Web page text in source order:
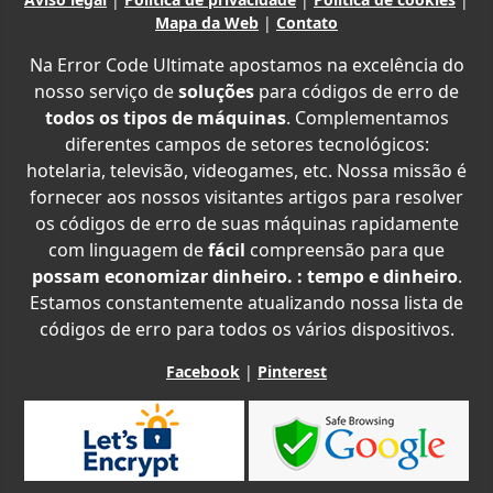
Mapa da Web | Contato
Na Error Code Ultimate apostamos na excelência do
nosso serviço desoluções para códigos de erro de
todos os tipos de máquinas. Complementamos
diferentes campos de setores tecnológicos:
hotelaria, televisão, videogames, etc. Nossa missão é
fornecer aos nossos visitantes artigos para resolver
os códigos de erro de suas máquinas rapidamente
com linguagem defácil compreensão para que
possam economizar dinheiro. : tempo e dinheiro.
Estamos constantemente atualizando nossa lista de
códigos de erro para todos os vários dispositivos.
Facebook | Pinterest